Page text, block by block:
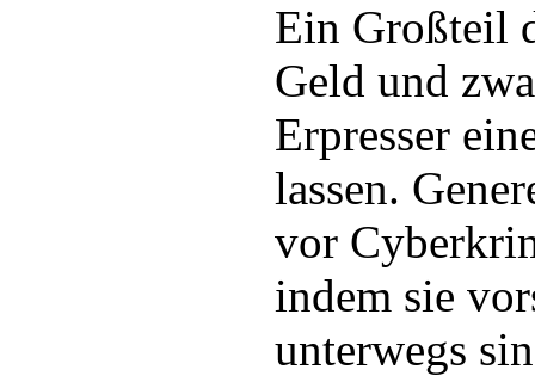
Ein Großteil
Geld und
Erpresser
lassen.
vor
indem sie
unterwegs